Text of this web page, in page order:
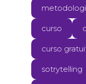
curso
curso
sotrytelling